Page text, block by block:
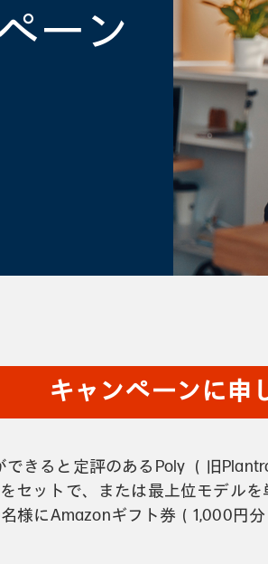
ーン
キャンペーンに申
きると定評のあるPoly （旧
ットで、または最上位モデルを
様にAmazonギフト券（1,000円分